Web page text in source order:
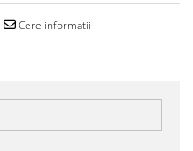
Cere informatii